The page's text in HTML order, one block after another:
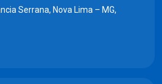
Serrana, Nova Lima – MG,